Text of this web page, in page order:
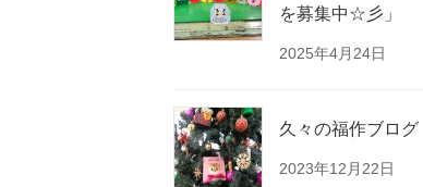
を募集中☆彡」
2025年4月24日
久々の福作ブログ
2023年12月22日